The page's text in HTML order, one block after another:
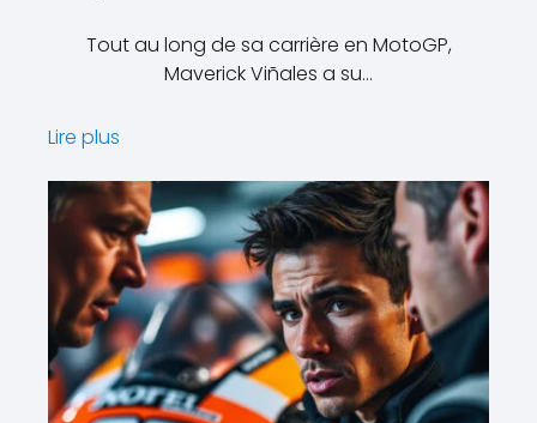
Tout au long de sa carrière en MotoGP,
Maverick Viñales a su…
Lire plus